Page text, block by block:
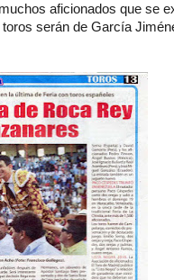
aficionados que se
serán de García